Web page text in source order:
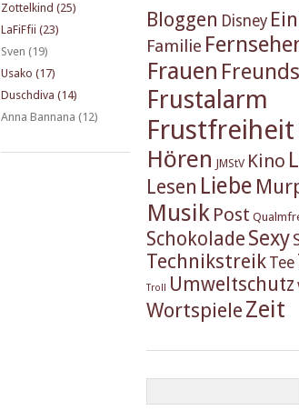
Zottelkind (25)
LaFiFfii (23)
Sven (19)
Usako (17)
Duschdiva (14)
Anna Bannana (12)
Bloggen Disney
Familie
Frauen
Frustalarm
Frustfreiheit
Hören JMStV Kino
Lesen Liebe
Musik Post
Schokolade Sexy
Technikstreik Tee
Troll Umweltschutz
Wortspiele Zeit